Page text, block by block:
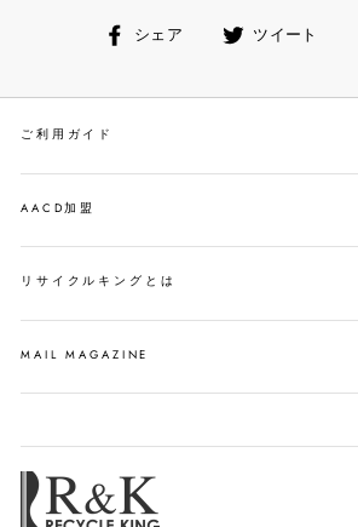
シェア
facebookツイート
ご利用ガイド
AACD加盟
リサイクルキングとは
MAIL MAGAZINE